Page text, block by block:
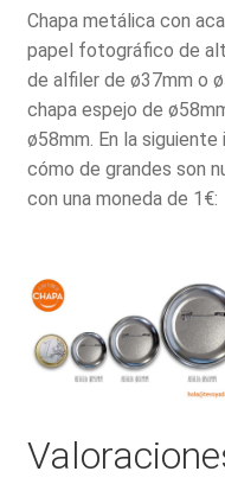
Chapa metálica con
papel fotográfico de
de alfiler de ø37mm o
chapa espejo de
ø58mm. En la
cómo de grandes son
con una moneda de 1€: